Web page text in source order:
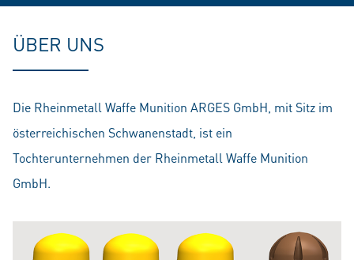
ÜBER UNS
Die Rheinmetall Waffe Munition ARGES GmbH, mit Sitz im
österreichischen Schwanenstadt, ist ein
Tochterunternehmen der Rheinmetall Waffe Munition
GmbH.